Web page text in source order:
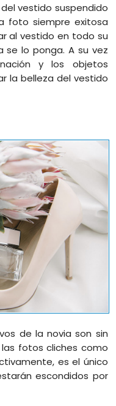
del vestido suspendido
foto siempre exitosa
al vestido en todo su
se lo ponga. A su vez
y los objetos
la belleza del vestido
de la novia son sin
fotos cliches como
es el único
escondidos por